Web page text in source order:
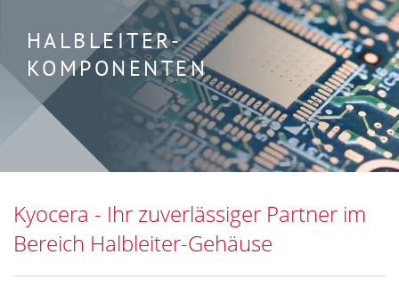
HALBLEITER-
KOMPONENTEN
Kyocera - Ihr zuverlässiger Partner im
Bereich Halbleiter-Gehäuse